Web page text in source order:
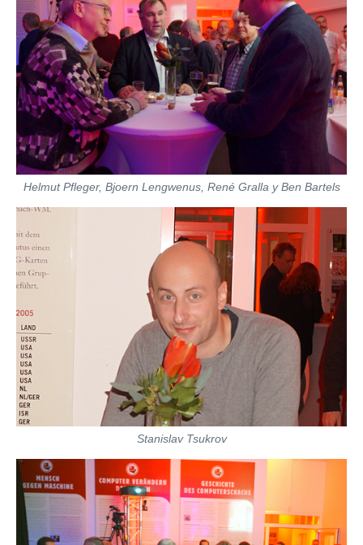
Helmut Pfleger, Bjoern Lengwenus, René Gralla y Ben Bartels
Stanislav Tsukrov